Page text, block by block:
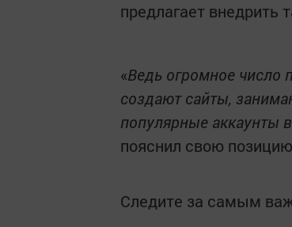
предлагает внедрить
«Ведь огромное число
создают сайты,
популярные аккаунты
пояснил свою
Следите за самым